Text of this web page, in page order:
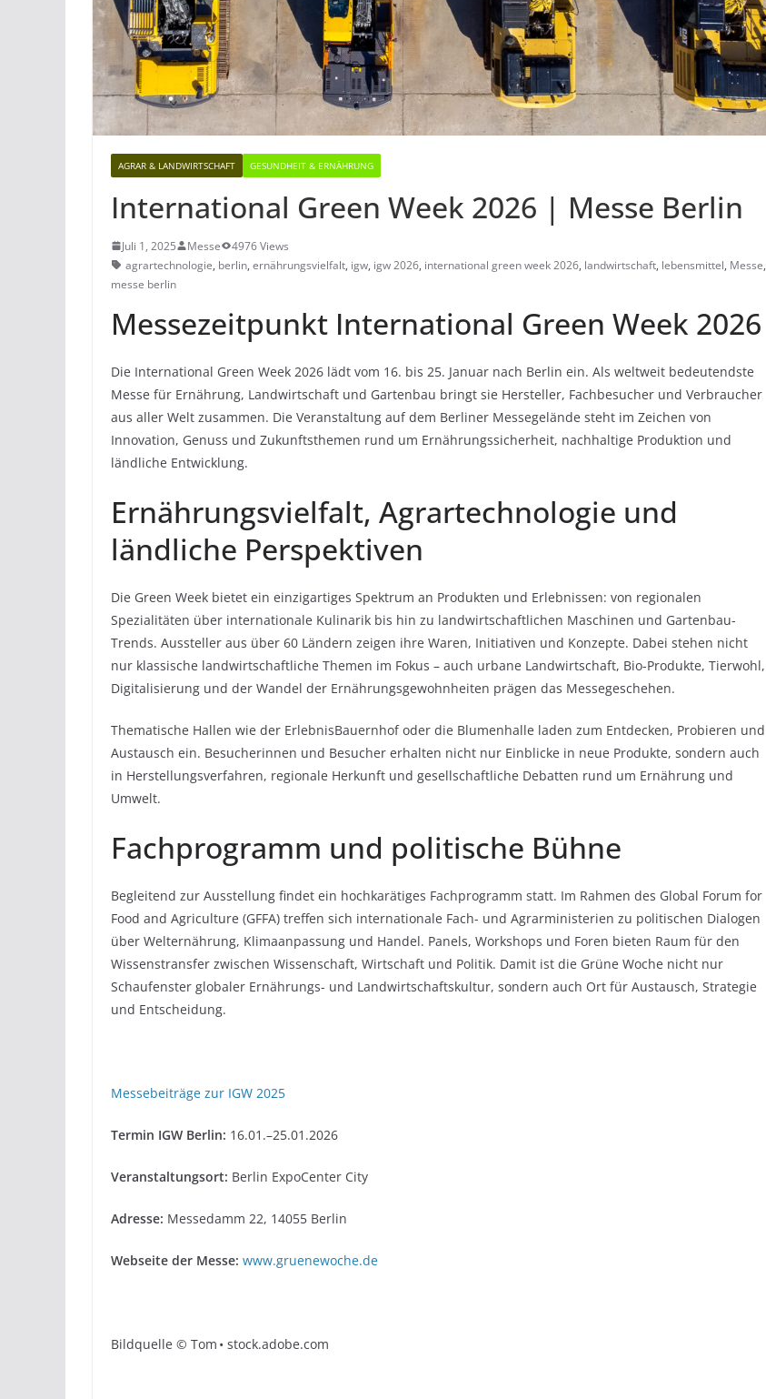
AGRAR & LANDWIRTSCHAFT GESUNDHEIT & ERNÄHRUNG
International Green Week 2026 | Messe Berlin
Juli 1, 2025 Messe
4976 Views
agrartechnologie, berlin, ernährungsvielfalt, igw, igw 2026, international green week 2026, landwirtschaft, lebensmittel, Messe,
messe berlin
Messezeitpunkt International Green Week 2026
Die International Green Week 2026 lädt vom 16. bis 25. Januar nach Berlin ein. Als weltweit bedeutendste
Messe für Ernährung, Landwirtschaft und Gartenbau bringt sie Hersteller, Fachbesucher und Verbraucher
aus aller Welt zusammen. Die Veranstaltung auf dem Berliner Messegelände steht im Zeichen von
Innovation, Genuss und Zukunftsthemen rund um Ernährungssicherheit, nachhaltige Produktion und
ländliche Entwicklung.
Ernährungsvielfalt, Agrartechnologie und
ländliche Perspektiven
Die Green Week bietet ein einzigartiges Spektrum an Produkten und Erlebnissen: von regionalen
Spezialitäten über internationale Kulinarik bis hin zu landwirtschaftlichen Maschinen und Gartenbau-
Trends. Aussteller aus über 60 Ländern zeigen ihre Waren, Initiativen und Konzepte. Dabei stehen nicht
nur klassische landwirtschaftliche Themen im Fokus – auch urbane Landwirtschaft, Bio-Produkte, Tierwohl,
Digitalisierung und der Wandel der Ernährungsgewohnheiten prägen das Messegeschehen.
Thematische Hallen wie der ErlebnisBauernhof oder die Blumenhalle laden zum Entdecken, Probieren und
Austausch ein. Besucherinnen und Besucher erhalten nicht nur Einblicke in neue Produkte, sondern auch
in Herstellungsverfahren, regionale Herkunft und gesellschaftliche Debatten rund um Ernährung und
Umwelt.
Fachprogramm und politische Bühne
Begleitend zur Ausstellung findet ein hochkarätiges Fachprogramm statt. Im Rahmen des Global Forum for
Food and Agriculture (GFFA) treffen sich internationale Fach- und Agrarministerien zu politischen Dialogen
über Welternährung, Klimaanpassung und Handel. Panels, Workshops und Foren bieten Raum für den
Wissenstransfer zwischen Wissenschaft, Wirtschaft und Politik. Damit ist die Grüne Woche nicht nur
Schaufenster globaler Ernährungs- und Landwirtschaftskultur, sondern auch Ort für Austausch, Strategie
und Entscheidung.
Messebeiträge zur IGW 2025
Termin IGW Berlin: 16.01.–25.01.2026
Veranstaltungsort: Berlin ExpoCenter City
Adresse: Messedamm 22, 14055 Berlin
Webseite der Messe: www.gruenewoche.de
Bildquelle © Tom • stock.adobe.com